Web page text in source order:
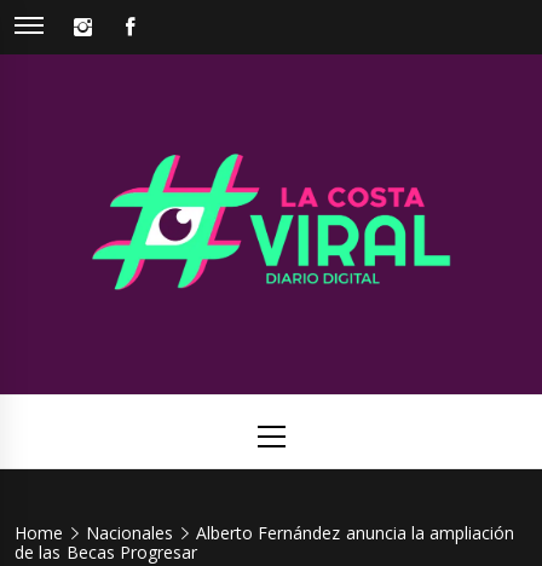
Skip
INSTAGRAM
Viral
Menu
Home Nacionales
Alberto Fernández anuncia la ampliación
de las Becas Progresar